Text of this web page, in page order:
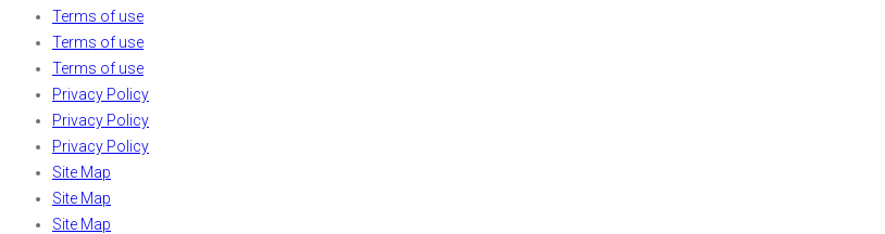
Terms of use
Terms of use
Terms of use
Privacy Policy
Privacy Policy
Privacy Policy
Site Map
Site Map
Site Map